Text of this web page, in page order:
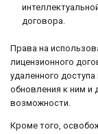
договора.
Права на
лицензионного
удаленного
обновления к ним и
возможности.
Кроме того,